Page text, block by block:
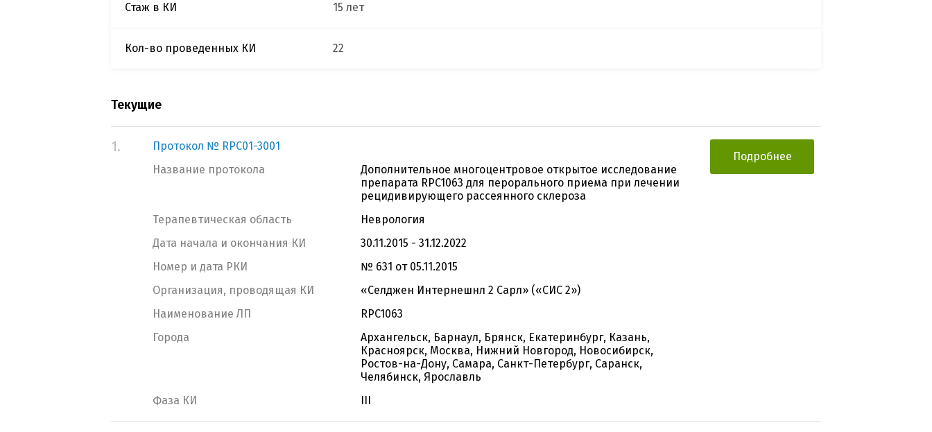
Стаж в КИ 15 лет
Кол-во проведенных КИ 22
Текущие
1.
Протокол № RPC01-3001
Название протокола
Дополнительное многоцентровое открытое исследование
препарата RPC1063 для перорального приема при лечении
рецидивирующего рассеянного склероза
Терапевтическая область
Неврология
Дата начала и окончания КИ
30.11.2015 - 31.12.2022
Номер и дата РКИ
№ 631 от 05.11.2015
Организация, проводящая КИ
«Селджен Интернешнл 2 Сарл» («СИС 2»)
Наименование ЛП
RPC1063
Города
Архангельск, Барнаул, Брянск, Екатеринбург, Казань,
Красноярск, Москва, Нижний Новгород, Новосибирск,
Ростов-на-Дону, Самара, Санкт-Петербург, Саранск,
Челябинск, Ярославль
Фаза КИ
III
Подробнее